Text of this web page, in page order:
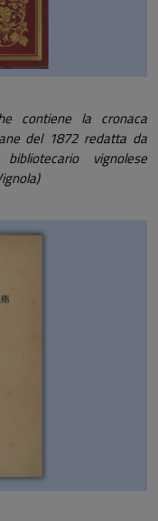
contiene la cronaca
del 1872 redatta da
vignolese